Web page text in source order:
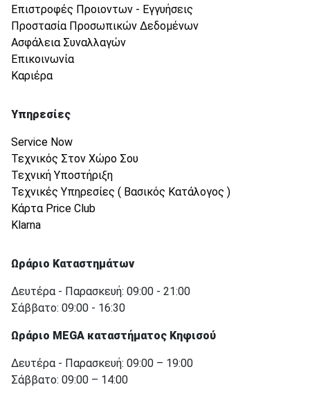
Επιστροφές Προιοντων - Εγγυήσεις
Προστασία Προσωπικών Δεδομένων
Ασφάλεια Συναλλαγών
Επικοινωνία
Καριέρα
Υπηρεσίες
Service Now
Τεχνικός Στον Χώρο Σου
Τεχνική Υποστήριξη
Τεχνικές Υπηρεσίες ( Βασικός Κατάλογος )
Κάρτα Price Club
Klarna
Ωράριο Καταστημάτων
Δευτέρα - Παρασκευή: 09:00 - 21:00
Σάββατο: 09:00 - 16:30
Ωράριο MEGA καταστήματος Κηφισού
Δευτέρα - Παρασκευή: 09:00 – 19:00
Σάββατο: 09:00 – 14:00